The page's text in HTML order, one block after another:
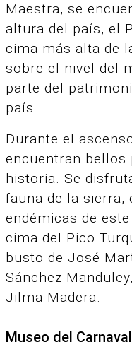
Maestra, se
altura del país, el
cima más alta de
sobre el nivel del
parte del
país.
Durante el
encuentran bellos
historia. Se
fauna de la sierra,
endémicas de
cima del Pico
busto de José
Sánchez
Jilma Madera.
Museo del Carnaval